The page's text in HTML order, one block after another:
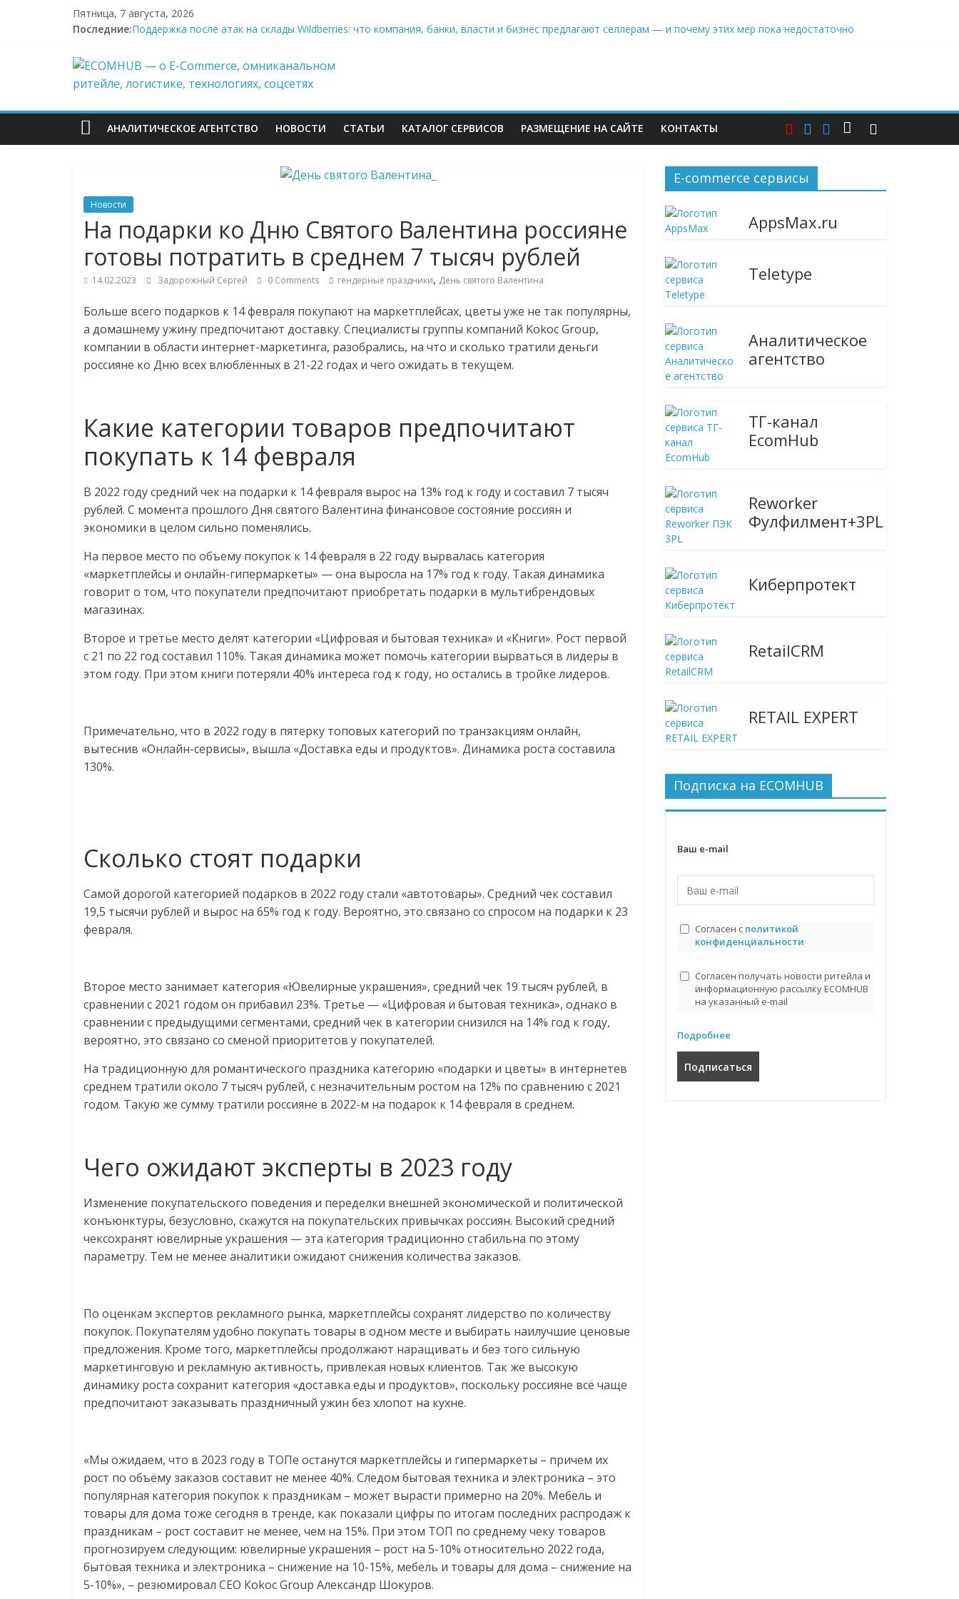
Пятница, 7 августа, 2026
Последние:Поддержка после атак на склады Wildberries: что компания, банки, власти и бизнес предлагают селлерам — и почему этих мер пока недостаточно
И тут я во всём белом — Wildberries купил бывший офисный комплекс ВТБ в центре Москвы
БПЛА снова атаковали склад Wildberries в Екатеринбурге. Пожар усиливается
У меня и справка есть
ECOMHUB
—
о
E-
Commerce,
омниканальном
ритейле,
логистике,
соцсетях
Портал
онлайн-
торговле,
сервисах
Commerce,
ритейле,
логистике,
соцсетях.
Нам
важно,
как
Сеть
меняет
эти
изменения
читателем.
АНАЛИТИЧЕСКОЕ АГЕНТСТВО НОВОСТИ СТАТЬИ КАТАЛОГ СЕРВИСОВ РАЗМЕЩЕНИЕ НА САЙТЕ КОНТАКТЫ
Новости
На подарки ко Дню Святого Валентина россияне
готовы потратить в среднем 7 тысяч рублей
14.02.2023 Задорожный Сергей 0 Comments гендерные праздники, День святого Валентина
Больше всего подарков к 14 февраля покупают на маркетплейсах, цветы уже не так популярны,
а домашнему ужину предпочитают доставку. Специалисты группы компаний Kokoc Group,
компании в области интернет-маркетинга, разобрались, на что и сколько тратили деньги
россияне ко Дню всех влюблённых в 21-22 годах и чего ожидать в текущем.
Какие категории товаров предпочитают
покупать к 14 февраля
В 2022 году средний чек на подарки к 14 февраля вырос на 13% год к году и составил 7 тысяч
рублей. С момента прошлого Дня святого Валентина финансовое состояние россиян и
экономики в целом сильно поменялись.
На первое место по объему покупок к 14 февраля в 22 году вырвалась категория
«маркетплейсы и онлайн-гипермаркеты» — она выросла на 17% год к году. Такая динамика
говорит о том, что покупатели предпочитают приобретать подарки в мультибрендовых
магазинах.
Второе и третье место делят категории «Цифровая и бытовая техника» и «Книги». Рост первой
с 21 по 22 год составил 110%. Такая динамика может помочь категории вырваться в лидеры в
этом году. При этом книги потеряли 40% интереса год к году, но остались в тройке лидеров.
Примечательно, что в 2022 году в пятерку топовых категорий по транзакциям онлайн,
вытеснив «Онлайн-сервисы», вышла «Доставка еды и продуктов». Динамика роста составила
130%.
Сколько стоят подарки
Самой дорогой категорией подарков в 2022 году стали «автотовары». Средний чек составил
19,5 тысячи рублей и вырос на 65% год к году. Вероятно, это связано со спросом на подарки к 23
февраля.
Второе место занимает категория «Ювелирные украшения», средний чек 19 тысяч рублей, в
сравнении с 2021 годом он прибавил 23%. Третье — «Цифровая и бытовая техника», однако в
сравнении с предыдущими сегментами, средний чек в категории снизился на 14% год к году,
вероятно, это связано со сменой приоритетов у покупателей.
На традиционную для романтического праздника категорию «подарки и цветы» в интернетев
среднем тратили около 7 тысяч рублей, с незначительным ростом на 12% по сравнению с 2021
годом. Такую же сумму тратили россияне в 2022-м на подарок к 14 февраля в среднем.
Чего ожидают эксперты в 2023 году
Изменение покупательского поведения и переделки внешней экономической и политической
конъюнктуры, безусловно, скажутся на покупательских привычках россиян. Высокий средний
чексохранят ювелирные украшения — эта категория традиционно стабильна по этому
параметру. Тем не менее аналитики ожидают снижения количества заказов.
По оценкам экспертов рекламного рынка, маркетплейсы сохранят лидерство по количеству
покупок. Покупателям удобно покупать товары в одном месте и выбирать наилучшие ценовые
предложения. Кроме того, маркетплейсы продолжают наращивать и без того сильную
маркетинговую и рекламную активность, привлекая новых клиентов. Так же высокую
динамику роста сохранит категория «доставка еды и продуктов», поскольку россияне всё чаще
предпочитают заказывать праздничный ужин без хлопот на кухне.
«Мы ожидаем, что в 2023 году в ТОПе останутся маркетплейсы и гипермаркеты – причем их
рост по объёму заказов составит не менее 40%. Следом бытовая техника и электроника – это
популярная категория покупок к праздникам – может вырасти примерно на 20%. Мебель и
товары для дома тоже сегодня в тренде, как показали цифры по итогам последних распродаж к
праздникам – рост составит не менее, чем на 15%. При этом ТОП по среднему чеку товаров
прогнозируем следующим: ювелирные украшения – рост на 5-10% относительно 2022 года,
бытовая техника и электроника – снижение на 10-15%, мебель и товары для дома – снижение на
5-10%», – резюмировал CEO Коkос Group Александр Шокуров.
E-commerce сервисы
AppsMax.ru
Teletype
Аналитическое
агентство
ТГ-канал
EcomHub
Reworker
Фулфилмент+3PL
Киберпротект
RetailCRM
RETAIL EXPERT
Подписка на ECOMHUB
Ваш e-mail
Согласен с политикой
конфиденциальности
Согласен получать новости ритейла и
информационную рассылку ECOMHUB
на указанный e-mail
Подробнее